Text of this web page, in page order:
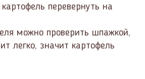
перевернуть на
можно проверить шпажкой,
легко, значит картофель